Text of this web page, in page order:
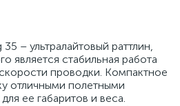
– ультралайтовый раттлин,
является стабильная работа
проводки. Компактное
отличными полетными
ее габаритов и веса.